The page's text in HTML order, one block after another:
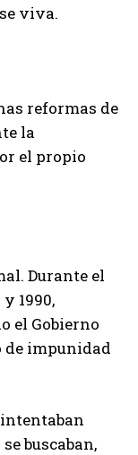
viva.
reformas de
la
el propio
Durante el
1990,
el Gobierno
de impunidad
buscaban,